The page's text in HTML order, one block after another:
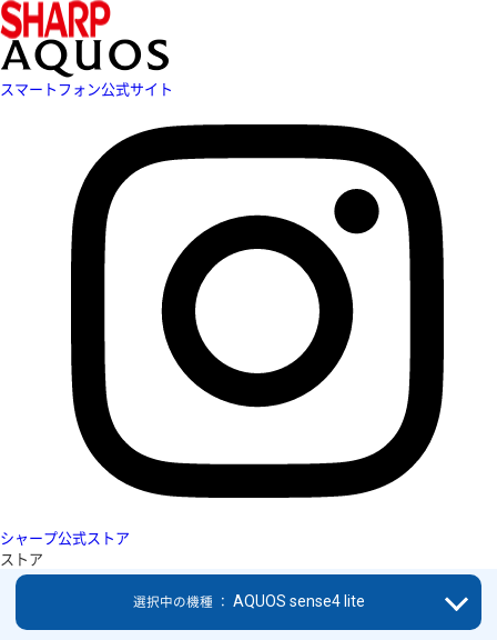
スマートフォン公式サイト
シャープ公式ストア
ストア
選択中の機種 ： AQUOS sense4 lite